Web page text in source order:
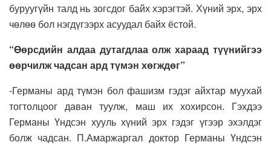
буруугүйн талд нь зогсдог байх хэрэгтэй. Хүний эрх, эрх
чөлөө бол нэгдүгээрх асуудал байх ёстой.
“Өөрсдийн алдаа дутагдлаа олж хараад түүнийгээ
өөрчилж чадсан ард түмэн хөгждөг”
-Германы ард түмэн бол фашизм гэдэг айхтар муухай
тогтолцоог даван туулж, маш их хохирсон. Гэхдээ
Германы Үндсэн хууль хүний эрх гэдэг үгээр эхэлдэг
болж чадсан. П.Амаржаргал доктор Германы Үндсэн